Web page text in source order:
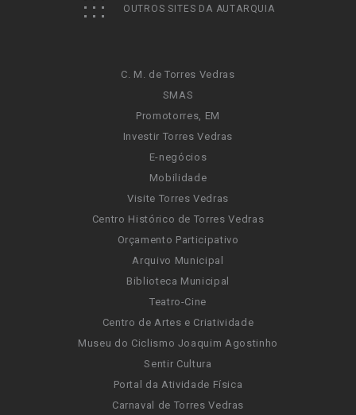
OUTROS SITES DA AUTARQUIA
C. M. de Torres Vedras
SMAS
Promotorres, EM
Investir Torres Vedras
E-negócios
Mobilidade
Visite Torres Vedras
Centro Histórico de Torres Vedras
Orçamento Participativo
Arquivo Municipal
Biblioteca Municipal
Teatro-Cine
Centro de Artes e Criatividade
Museu do Ciclismo Joaquim Agostinho
Sentir Cultura
Portal da Atividade Física
Carnaval de Torres Vedras